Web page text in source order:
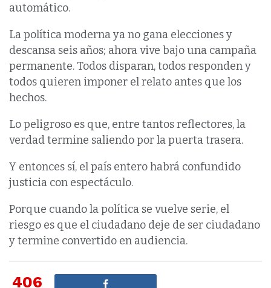
automático.
La política moderna ya no gana elecciones y
descansa seis años; ahora vive bajo una campaña
permanente. Todos disparan, todos responden y
todos quieren imponer el relato antes que los
hechos.
Lo peligroso es que, entre tantos reflectores, la
verdad termine saliendo por la puerta trasera.
Y entonces sí, el país entero habrá confundido
justicia con espectáculo.
Porque cuando la política se vuelve serie, el
riesgo es que el ciudadano deje de ser ciudadano
y termine convertido en audiencia.
406